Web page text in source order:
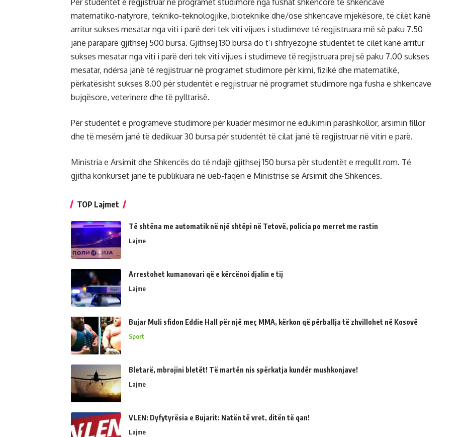
Për studentët e regjistruar në programet studimore nga fushat shkencore të shkencave
matematiko-natyrore, tekniko-teknologjike, bioteknike dhe/ose shkencave mjekësore, të cilët kanë
arritur sukses mesatar nga viti i parë deri tek viti vijues i studimeve të regjistruara më së paku 7.50
janë paraparë gjithsej 500 bursa. Gjithsej 130 bursa do t’i shfryëzojnë studentët të cilët kanë arritur
sukses mesatar nga viti i parë deri tek viti vijues i studimeve të regjistruara prej së paku 7.00 sukses
mesatar, ndërsa janë të regjistruar në programet studimore për kimi, fizikë dhe matematikë,
përkatësisht sukses 8.00 për studentët e regjistruar në programet studimore nga fusha e shkencave
bujqësore, veterinere dhe të pylltarisë.
Për studentët e programeve studimore për kuadër mësimor në edukimin parashkollor, arsimin fillor
dhe të mesëm janë të dedikuar 30 bursa për studentët të cilat janë të regjistruar në vitin e parë.
Ministria e Arsimit dhe Shkencës do të ndajë gjithsej 150 bursa për studentët e rregullt rom. Të
gjitha konkurset janë të publikuara në ueb-faqen e Ministrisë së Arsimit dhe Shkencës.
TOP Lajmet
Të shtëna me automatik në një shtëpi në Tetovë, policia po merret me rastin
Lajme
Arrestohet kumanovari që e kërcënoi djalin e tij
Lajme
Bujar Muli sfidon Eddie Hall për një meç MMA, kërkon që përballja të zhvillohet në Kosovë
Sport
Bletarë, mbrojini bletët! Të martën nis spërkatja kundër mushkonjave!
Lajme
VLEN: Dyfytyrësia e Bujarit: Natën të vret, ditën të qan!
Lajme